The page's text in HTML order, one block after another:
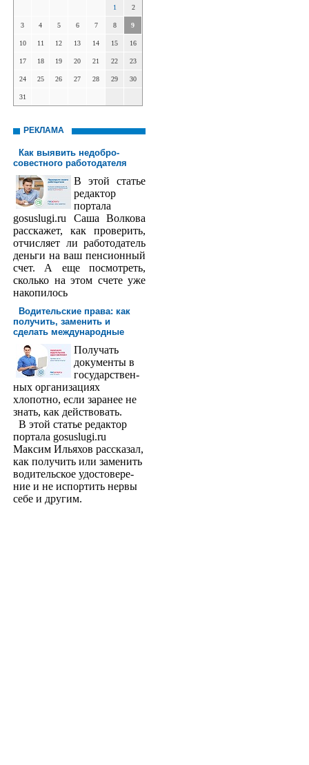
1 2
3 4 5 6 7 8 9
10 11 12 13 14 15 16
17 18 19 20 21 22 23
24 25 26 27 28 29 30
31
РЕКЛАМА
Как выявить недобро­
совестного работодателя
В этой статье
редактор
порта­ла
gosuslugi.ru Саша Волкова
расскажет, как проверить,
отчисляет ли работодатель
деньги на ваш пенсионный
счет. А еще посмотреть,
сколько на этом счете уже
накопилось
Водительские права: как
получить, заменить и
сделать международ­ные
Получать
доку­менты в
государствен­
ных организациях
хлопотно, если заранее не
знать, как действовать.
В этой статье редактор
портала gosuslugi.ru
Максим Ильяхов рассказал,
как получить или заменить
водительское удостовере­
ние и не испортить нервы
себе и другим.